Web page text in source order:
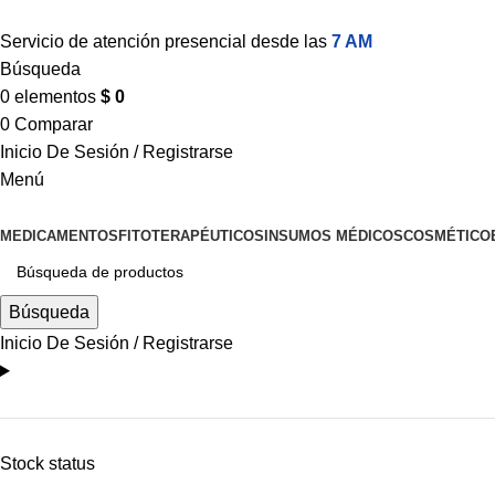
Servicio de atención presencial desde las 7 AM
Búsqueda
0 elementos $ 0
0 Comparar
Inicio De Sesión / Registrarse
Menú
MEDICAMENTOS FITOTERAPÉUTICOS INSUMOS MÉDICOSCOSMÉTICO
Búsqueda
Inicio De Sesión / Registrarse
Stock status